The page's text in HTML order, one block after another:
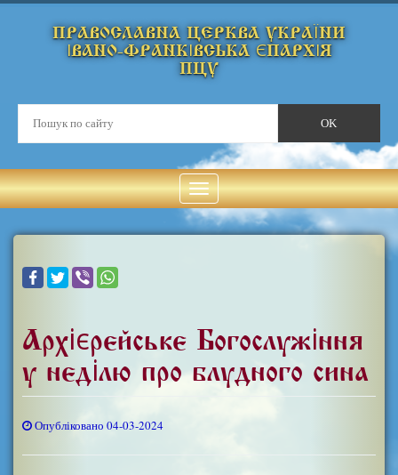
ПРАВОСЛАВНА ЦЕРКВА УКРАЇНИ
ІВАНО-ФРАНКІВСЬКА ЄПАРХІЯ
ПЦУ
Архієрейське Богослужіння
у неділю про блудного сина
Опубліковано 04-03-2024